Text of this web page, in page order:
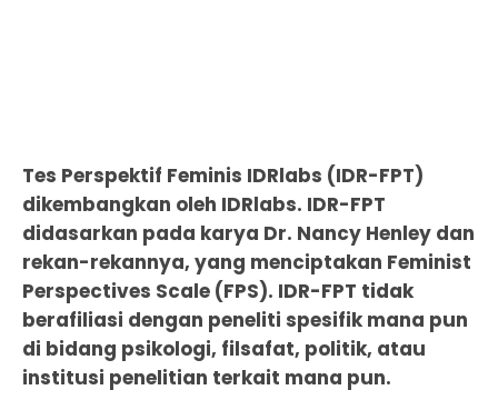
Tes Perspektif Feminis IDRlabs (IDR-FPT)
dikembangkan oleh IDRlabs. IDR-FPT
didasarkan pada karya Dr. Nancy Henley dan
rekan-rekannya, yang menciptakan Feminist
Perspectives Scale (FPS). IDR-FPT tidak
berafiliasi dengan peneliti spesifik mana pun
di bidang psikologi, filsafat, politik, atau
institusi penelitian terkait mana pun.